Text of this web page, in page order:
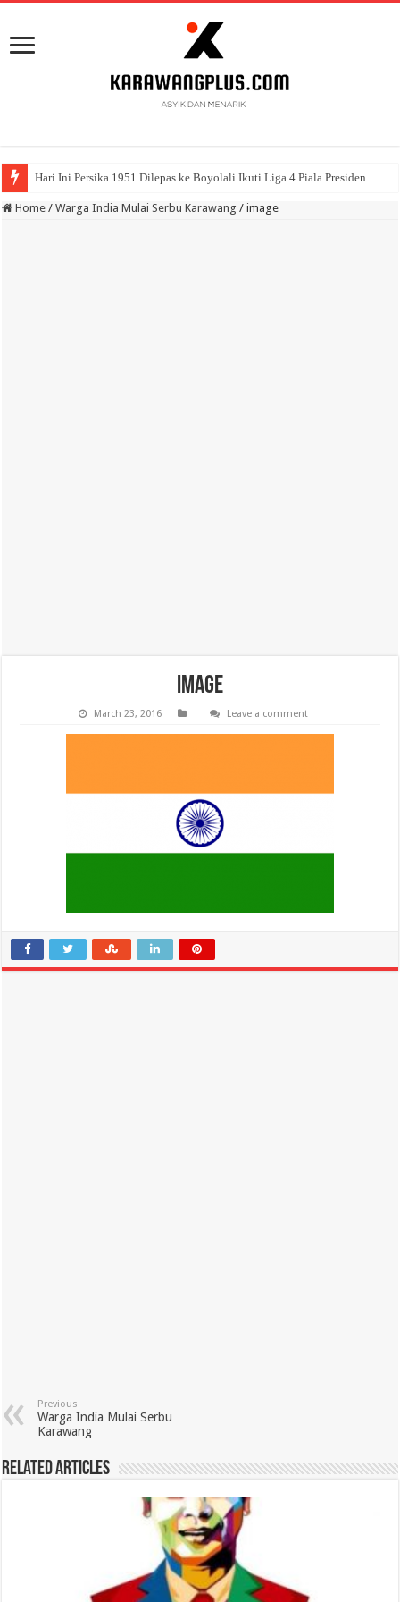
Hari Ini Persika 1951 Dilepas ke Boyolali Ikuti Liga 4 Piala Presiden
Home / Warga India Mulai Serbu Karawang / image
image
March 23, 2016 Leave a comment
Previous
Warga India Mulai Serbu
Karawang
Related Articles